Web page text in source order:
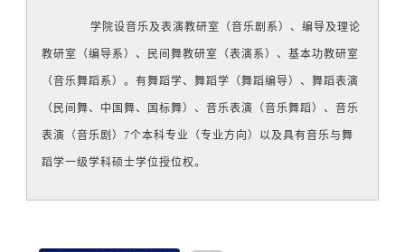
学院设音乐及表演教研室（音乐剧系）、编导及理论
教研室（编导系）、民间舞教研室（表演系）、基本功教研室
（音乐舞蹈系）。有舞蹈学、舞蹈学（舞蹈编导）、舞蹈表演
（民间舞、中国舞、国标舞）、音乐表演（音乐舞蹈）、音乐
表演（音乐剧）7个本科专业（专业方向）以及具有音乐与舞
蹈学一级学科硕士学位授位权。